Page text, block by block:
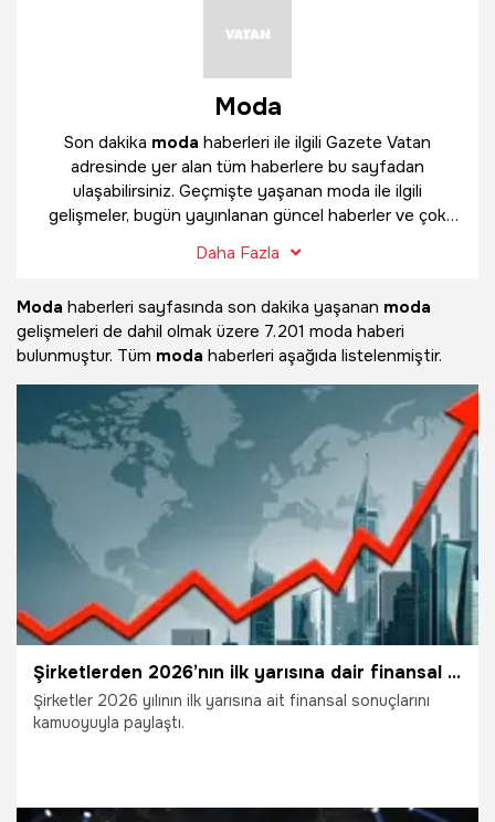
Moda
Son dakika moda haberleri ile ilgili Gazete Vatan
adresinde yer alan tüm haberlere bu sayfadan
ulaşabilirsiniz. Geçmişte yaşanan moda ile ilgili
gelişmeler, bugün yayınlanan güncel haberler ve çok
Daha Fazla
Moda haberleri sayfasında son dakika yaşanan moda
gelişmeleri de dahil olmak üzere 7.201 moda haberi
bulunmuştur. Tüm moda haberleri aşağıda listelenmiştir.
Şirketlerden 2026’nın ilk yarısına dair finansal sonuç açıklamaları
Şirketler 2026 yılının ilk yarısına ait finansal sonuçlarını
kamuoyuyla paylaştı.